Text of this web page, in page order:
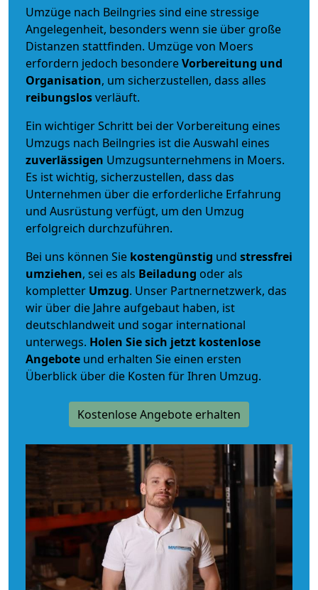
Umzüge nach Beilngries sind eine stressige
Angelegenheit, besonders wenn sie über große
Distanzen stattfinden. Umzüge von Moers
erfordern jedoch besondereVorbereitung und
Organisation, um sicherzustellen, dass alles
reibungslosverläuft.
Ein wichtiger Schritt bei der Vorbereitung eines
Umzugs nach Beilngries ist die Auswahl eines
zuverlässigen Umzugsunternehmens in Moers.
Es ist wichtig, sicherzustellen, dass das
Unternehmen über die erforderliche Erfahrung
und Ausrüstung verfügt, um den Umzug
erfolgreich durchzuführen.
Bei uns können Sie kostengünstig und stressfrei
umziehen, sei es als Beiladung oder als
kompletter Umzug. Unser Partnernetzwerk, das
wir über die Jahre aufgebaut haben, ist
deutschlandweit und sogar international
unterwegs. Holen Sie sich jetzt kostenlose
Angebote und erhalten Sie einen ersten
Überblick über die Kosten für Ihren Umzug.
Kostenlose Angebote erhalten